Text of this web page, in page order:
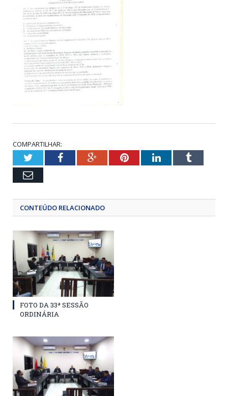
COMPARTILHAR:
TwitterFacebookGoogle+PinterestLinkedInTumblr
Email
CONTEÚDO RELACIONADO
FOTO DA 33ª SESSÃO
ORDINÁRIA